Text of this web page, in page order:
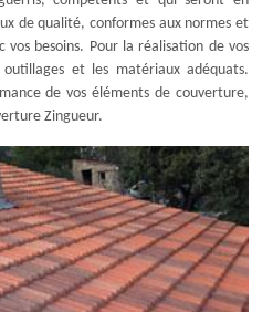
de qualité, conformes aux normes et
besoins. Pour la réalisation de vos
et les matériaux adéquats.
de vos éléments de couverture,
Zingueur.